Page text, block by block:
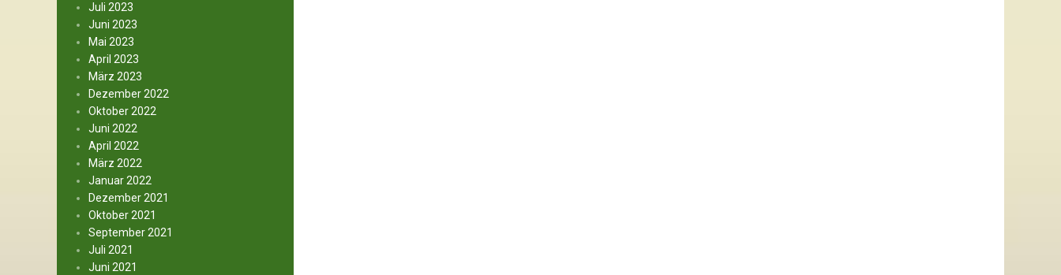
Juli 2023
Juni 2023
Mai 2023
April 2023
März 2023
Dezember 2022
Oktober 2022
Juni 2022
April 2022
März 2022
Januar 2022
Dezember 2021
Oktober 2021
September 2021
Juli 2021
Juni 2021